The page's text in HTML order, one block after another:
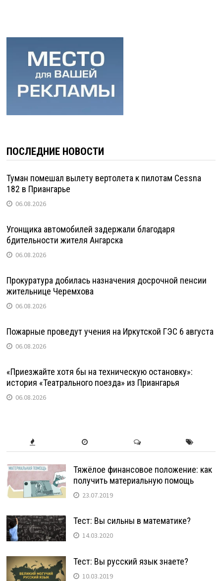
ПОСЛЕДНИЕ НОВОСТИ
Туман помешал вылету вертолета к пилотам Cessna
182 в Приангарье
06.08.2026
Угонщика автомобилей задержали благодаря
бдительности жителя Ангарска
06.08.2026
Прокуратура добилась назначения досрочной пенсии
жительнице Черемхова
06.08.2026
Пожарные проведут учения на Иркутской ГЭС 6 августа
06.08.2026
«Приезжайте хотя бы на техническую остановку»:
история «Театрального поезда» из Приангарья
06.08.2026
Тяжёлое финансовое положение: как
получить материальную помощь
23.07.2019
Тест: Вы сильны в математике?
14.03.2020
Тест: Вы русский язык знаете?
10.03.2019